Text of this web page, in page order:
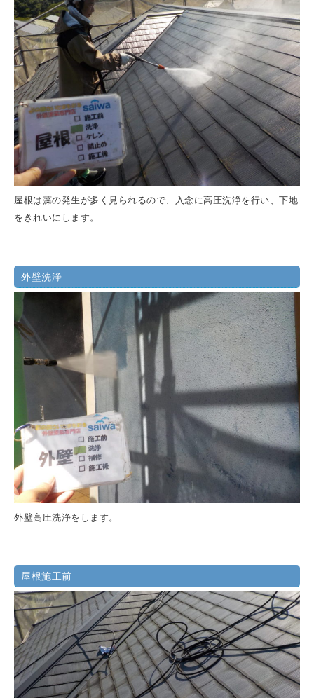
屋根は藻の発生が多く見られるので、入念に高圧洗浄を行い、下地
をきれいにします。
外壁洗浄
外壁高圧洗浄をします。
屋根施工前